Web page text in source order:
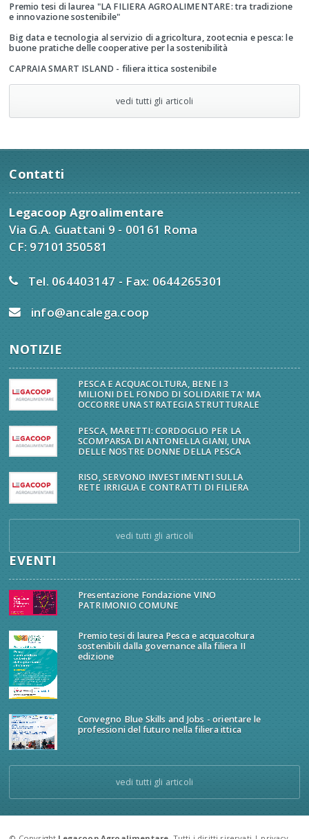
Premio tesi di laurea "LA FILIERA AGROALIMENTARE: tra tradizione
e innovazione sostenibile"
Big data e tecnologia al servizio di agricoltura, zootecnia e pesca: le
buone pratiche delle cooperative per la sostenibilità
CAPRAIA SMART ISLAND - filiera ittica sostenibile
vedi tutti gli articoli
Contatti
Legacoop Agroalimentare
Via G.A. Guattani 9 - 00161 Roma
CF: 97101350581
Tel. 064403147 - Fax: 0644265301
info@ancalega.coop
NOTIZIE
PESCA E ACQUACOLTURA, BENE I 3
MILIONI DEL FONDO DI SOLIDARIETA' MA
OCCORRE UNA STRATEGIA STRUTTURALE
PESCA, MARETTI: CORDOGLIO PER LA
SCOMPARSA DI ANTONELLA GIANI, UNA
DELLE NOSTRE DONNE DELLA PESCA
RISO, SERVONO INVESTIMENTI SULLA
RETE IRRIGUA E CONTRATTI DI FILIERA
vedi tutti gli articoli
EVENTI
Presentazione Fondazione VINO
PATRIMONIO COMUNE
Premio tesi di laurea Pesca e acquacoltura
sostenibili dalla governance alla filiera II
edizione
Convegno Blue Skills and Jobs - orientare le
professioni del futuro nella filiera ittica
vedi tutti gli articoli